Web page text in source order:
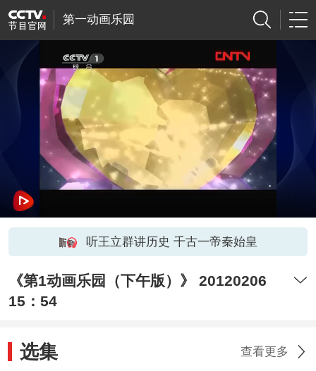
第一动画乐园
听王立群讲历史 千古一帝秦始皇
《第1动画乐园（下午版）》 20120206
15：54
选集 查看更多